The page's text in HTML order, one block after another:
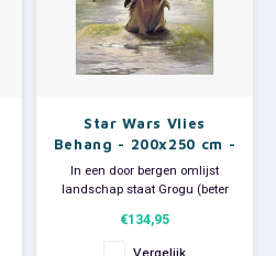
Star Wars Vlies
Behang - 200x250 cm -
Mandalorian Grogu
In een door bergen omlijst
landschap staat Grogu (beter
in het water en straalt zijn
onmiskenbare charme uit. Dit
€134,95